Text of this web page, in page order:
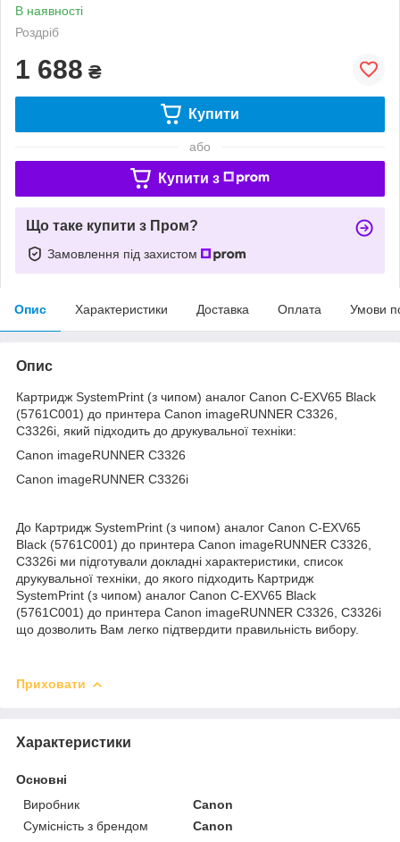
В наявності
Роздріб
1 688 ₴
Купити
або
Купити з
Що таке купити з Пром?
Замовлення під захистом
Опис Характеристики Доставка Оплата Умови
Опис
Картридж SystemPrint (з чипом) аналог Canon C-EXV65 Black
(5761C001) до принтера Canon imageRUNNER C3326,
C3326i, який підходить до друкувальної техніки:
Canon imageRUNNER C3326
Canon imageRUNNER C3326i
До Картридж SystemPrint (з чипом) аналог Canon C-EXV65
Black (5761C001) до принтера Canon imageRUNNER C3326,
C3326i ми підготували докладні характеристики, список
друкувальної техніки, до якого підходить Картридж
SystemPrint (з чипом) аналог Canon C-EXV65 Black
(5761C001) до принтера Canon imageRUNNER C3326, C3326i
що дозволить Вам легко підтвердити правильність вибору.
Приховати
Характеристики
Основні
Виробник
Canon
Сумісність з брендом
Canon